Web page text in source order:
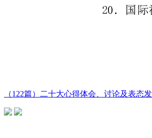
（122篇）二十大心得体会、讨论及表态